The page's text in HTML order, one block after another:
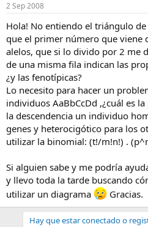
i
n
i
c
i
o
2 Sep 2008
Hola! No entiendo el triángulo
que el primer número que viene
alelos, que si lo divido por 2 me
de una misma fila indican las
¿y las fenotípicas?
Lo necesito para hacer un
individuos AaBbCcDd ,¿cuál es
la descendencia un individuo
genes y heterocigótico para los
utilizar la binomial: (t!/m!n!) .
Si alguien sabe y me podría
y llevo toda la tarde buscando
utilizar un diagrama
Gracias.
Hay que estar conectado o